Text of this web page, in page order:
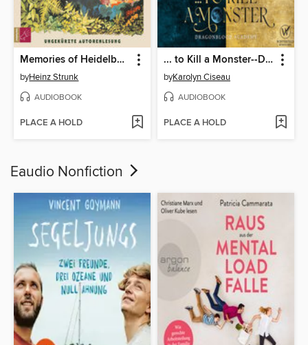
Memories of Heidelberg (Ungekürzt)
byHeinz Strunk
AUDIOBOOK
PLACE A HOLD
... to Kill a Monster--Dragonblood Academy 2
byKarolyn Ciseau
AUDIOBOOK
PLACE A HOLD
Eaudio Nonfiction